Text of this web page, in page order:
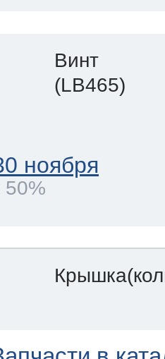
Винт
(LB465)
ноября
50%